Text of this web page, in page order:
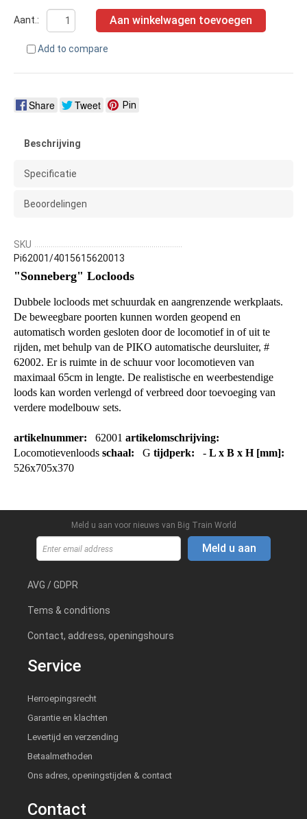
Aant.: Aan winkelwagen toevoegen
Add to compare
Share Tweet Pin
Beschrijving
Specificatie
Beoordelingen
SKU
Pi62001/4015615620013
"Sonneberg" Locloods
Dubbele locloods met schuurdak en aangrenzende werkplaats.
De beweegbare poorten kunnen worden geopend en
automatisch worden gesloten door de locomotief in of uit te
rijden, met behulp van de PIKO automatische deursluiter, #
62002. Er is ruimte in de schuur voor locomotieven van
maximaal 65cm in lengte. De realistische en weerbestendige
loods kan worden verlengd of verbreed door toevoeging van
verdere modelbouw sets.
artikelnummer: 62001 artikelomschrijving:
Locomotievenloods schaal: G tijdperk: - L x B x H [mm]:
526x705x370
Meld u aan voor nieuws van Big Train World
Meld u aan
AVG / GDPR
Tems & conditions
Contact, address, openingshours
Service
Herroepingsrecht
Garantie en klachten
Levertijd en verzending
Betaalmethoden
Ons adres, openingstijden & contact
Contact